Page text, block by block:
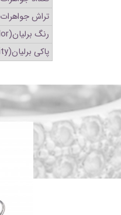
تراش جواهرات
رنگ برلیان(color)
پاکی برلیان(clarity)